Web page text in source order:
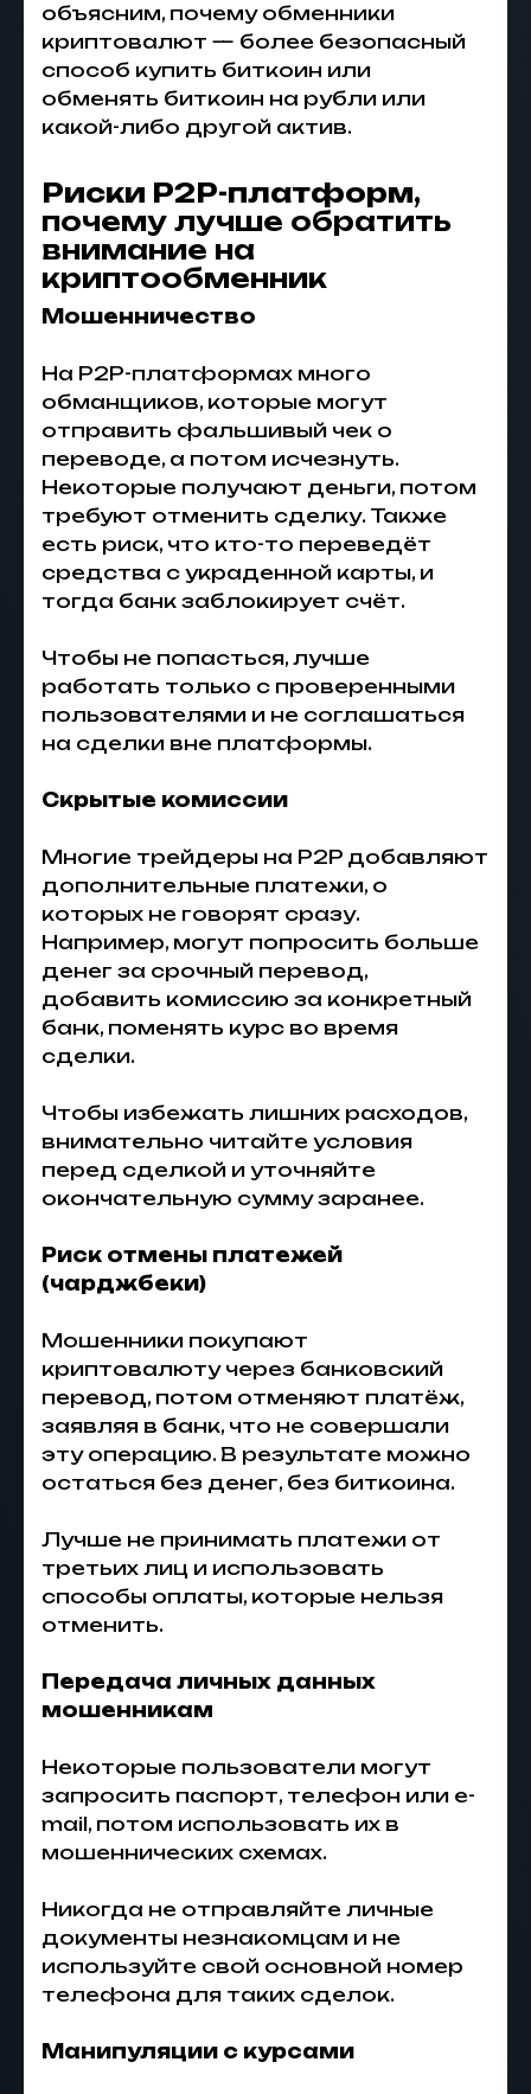
объясним, почему обменники
криптовалют — более безопасный
способ купить биткоин или
обменять биткоин на рубли или
какой-либо другой актив.
Риски P2P-платформ,
почему лучше обратить
внимание на
криптообменник
Мошенничество
На P2P-платформах много
обманщиков, которые могут
отправить фальшивый чек о
переводе, а потом исчезнуть.
Некоторые получают деньги, потом
требуют отменить сделку. Также
есть риск, что кто-то переведёт
средства с украденной карты, и
тогда банк заблокирует счёт.
Чтобы не попасться, лучше
работать только с проверенными
пользователями и не соглашаться
на сделки вне платформы.
Скрытые комиссии
Многие трейдеры на P2P добавляют
дополнительные платежи, о
которых не говорят сразу.
Например, могут попросить больше
денег за срочный перевод,
добавить комиссию за конкретный
банк, поменять курс во время
сделки.
Чтобы избежать лишних расходов,
внимательно читайте условия
перед сделкой и уточняйте
окончательную сумму заранее.
Риск отмены платежей
(чарджбеки)
Мошенники покупают
криптовалюту через банковский
перевод, потом отменяют платёж,
заявляя в банк, что не совершали
эту операцию. В результате можно
остаться без денег, без биткоина.
Лучше не принимать платежи от
третьих лиц и использовать
способы оплаты, которые нельзя
отменить.
Передача личных данных
мошенникам
Некоторые пользователи могут
запросить паспорт, телефон или e-
mail, потом использовать их в
мошеннических схемах.
Никогда не отправляйте личные
документы незнакомцам и не
используйте свой основной номер
телефона для таких сделок.
Манипуляции с курсами